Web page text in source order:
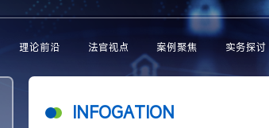
理论前沿 法官视点 案例聚焦 实务探讨
INFOGATION